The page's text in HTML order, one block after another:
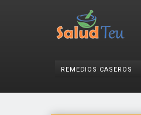
REMEDIOS CASEROS